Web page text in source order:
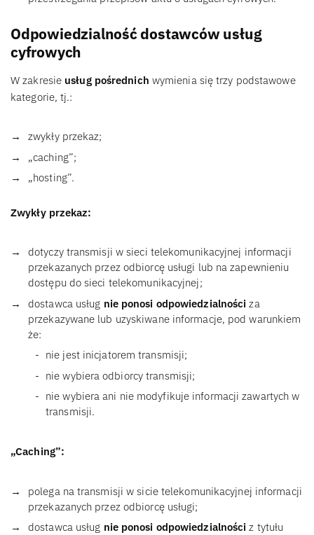
Odpowiedzialność dostawców usług
cyfrowych
W zakresie usług pośrednich wymienia się trzy podstawowe
kategorie, tj.:
zwykły przekaz;
„caching”;
„hosting”.
Zwykły przekaz:
dotyczy transmisji w sieci telekomunikacyjnej informacji
przekazanych przez odbiorcę usługi lub na zapewnieniu
dostępu do sieci telekomunikacyjnej;
dostawca usług nie ponosi odpowiedzialności za
przekazywane lub uzyskiwane informacje, pod warunkiem
że:
nie jest inicjatorem transmisji;
nie wybiera odbiorcy transmisji;
nie wybiera ani nie modyfikuje informacji zawartych w
transmisji.
„Caching”:
polega na transmisji w sicie telekomunikacyjnej informacji
przekazanych przez odbiorcę usługi;
dostawca usług nie ponosi odpowiedzialności z tytułu